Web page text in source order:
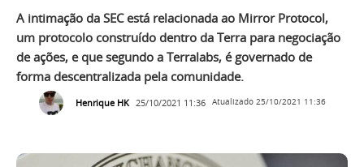
A intimação da SEC está relacionada ao Mirror Protocol,
um protocolo construído dentro da Terra para negociação
de ações, e que segundo a Terralabs, é governado de
forma descentralizada pela comunidade.
Henrique HK 25/10/2021 11:36 Atualizado 25/10/2021 11:36